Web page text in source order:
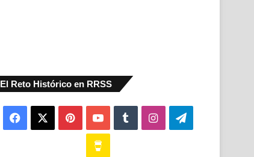
El Reto Histórico en RRSS
Facebook PinterestYouTubeTumblrInstagramTelegram